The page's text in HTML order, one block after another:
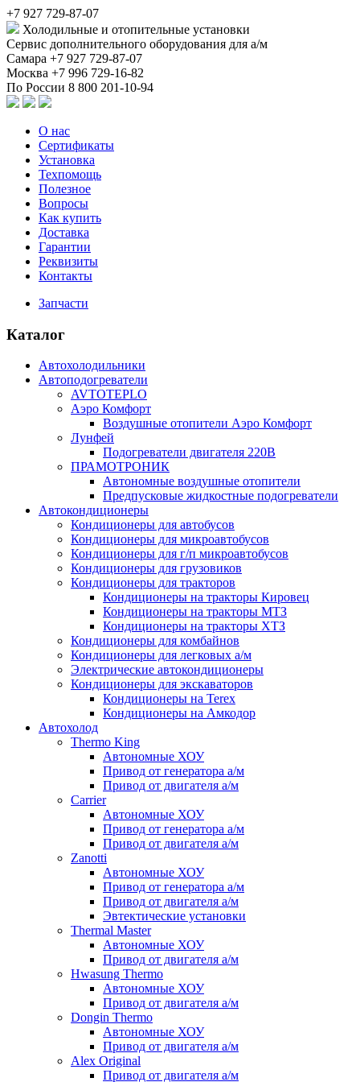
+7 927 729-87-07
Холодильные и отопительные установки
Сервис дополнительного оборудования для а/м
Самара +7 927 729-87-07
Москва +7 996 729-16-82
По России 8 800 201-10-94
О нас
Сертификаты
Установка
Техпомощь
Полезное
Вопросы
Как купить
Доставка
Гарантии
Реквизиты
Контакты
Запчасти
Каталог
Автохолодильники
Автоподогреватели
AVTOTEPLO
Аэро Комфорт
Воздушные отопители Аэро Комфорт
Лунфей
Подогреватели двигателя 220В
ПРАМОТРОНИК
Автономные воздушные отопители
Предпусковые жидкостные подогреватели
Автокондиционеры
Кондиционеры для автобусов
Кондиционеры для микроавтобусов
Кондиционеры для г/п микроавтобусов
Кондиционеры для грузовиков
Кондиционеры для тракторов
Кондиционеры на тракторы Кировец
Кондиционеры на тракторы МТЗ
Кондиционеры на тракторы ХТЗ
Кондиционеры для комбайнов
Кондиционеры для легковых а/м
Электрические автокондиционеры
Кондиционеры для экскаваторов
Кондиционеры на Terex
Кондиционеры на Амкодор
Автохолод
Thermo King
Автономные ХОУ
Привод от генератора а/м
Привод от двигателя а/м
Carrier
Автономные ХОУ
Привод от генератора а/м
Привод от двигателя а/м
Zanotti
Автономные ХОУ
Привод от генератора а/м
Привод от двигателя а/м
Эвтектические установки
Thermal Master
Автономные ХОУ
Привод от двигателя а/м
Hwasung Thermo
Автономные ХОУ
Привод от двигателя а/м
Dongin Thermo
Автономные ХОУ
Привод от двигателя а/м
Alex Original
Привод от двигателя а/м